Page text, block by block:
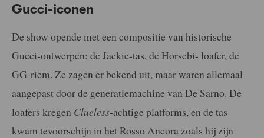
Gucci-iconen
De show opende met een compositie van historische
Gucci-ontwerpen: de Jackie-tas, de Horsebi- loafer, de
GG-riem. Ze zagen er bekend uit, maar waren allemaal
aangepast door de generatiemachine van De Sarno. De
loafers kregen Clueless-achtige platforms, en de tas
kwam tevoorschijn in het Rosso Ancora zoals hij zijn